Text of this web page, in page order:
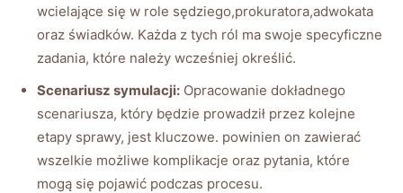
wcielające się w role sędziego,prokuratora,adwokata
oraz świadków. Każda z tych ról ma swoje specyficzne
zadania, które należy wcześniej określić.
Scenariusz symulacji: Opracowanie dokładnego
scenariusza, który będzie prowadził przez kolejne
etapy sprawy, jest kluczowe. powinien on zawierać
wszelkie możliwe komplikacje oraz pytania, które
mogą się pojawić podczas procesu.